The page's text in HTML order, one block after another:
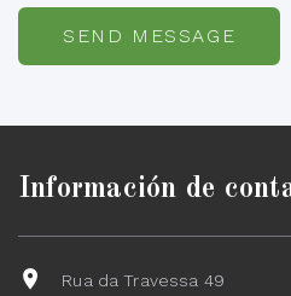
SEND MESSAGE
Información de
Rua da Travessa 49